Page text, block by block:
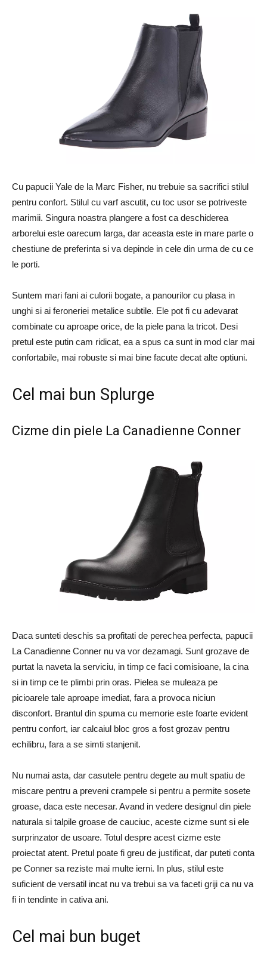
Cu papucii Yale de la Marc Fisher, nu trebuie sa sacrifici stilul
pentru confort. Stilul cu varf ascutit, cu toc usor se potriveste
marimii. Singura noastra plangere a fost ca deschiderea
arborelui este oarecum larga, dar aceasta este in mare parte o
chestiune de preferinta si va depinde in cele din urma de cu ce
le porti.
Suntem mari fani ai culorii bogate, a panourilor cu plasa in
unghi si ai feroneriei metalice subtile. Ele pot fi cu adevarat
combinate cu aproape orice, de la piele pana la tricot. Desi
pretul este putin cam ridicat, ea a spus ca sunt in mod clar mai
confortabile, mai robuste si mai bine facute decat alte optiuni.
Cel mai bun Splurge
Cizme din piele La Canadienne Conner
Daca sunteti deschis sa profitati de perechea perfecta, papucii
La Canadienne Conner nu va vor dezamagi. Sunt grozave de
purtat la naveta la serviciu, in timp ce faci comisioane, la cina
si in timp ce te plimbi prin oras. Pielea se muleaza pe
picioarele tale aproape imediat, fara a provoca niciun
disconfort. Brantul din spuma cu memorie este foarte evident
pentru confort, iar calcaiul bloc gros a fost grozav pentru
echilibru, fara a se simti stanjenit.
Nu numai asta, dar casutele pentru degete au mult spatiu de
miscare pentru a preveni crampele si pentru a permite sosete
groase, daca este necesar. Avand in vedere designul din piele
naturala si talpile groase de cauciuc, aceste cizme sunt si ele
surprinzator de usoare. Totul despre acest cizme este
proiectat atent. Pretul poate fi greu de justificat, dar puteti conta
pe Conner sa reziste mai multe ierni. In plus, stilul este
suficient de versatil incat nu va trebui sa va faceti griji ca nu va
fi in tendinte in cativa ani.
Cel mai bun buget